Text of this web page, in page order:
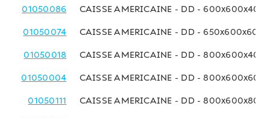
01050086 CAISSE AMERICAINE - DD - 600x600x400
01050074 CAISSE AMERICAINE - DD - 650x600x600
01050018 CAISSE AMERICAINE - DD - 800x600x400
01050004 CAISSE AMERICAINE - DD - 800x600x600
01050111 CAISSE AMERICAINE - DD - 800x600x800